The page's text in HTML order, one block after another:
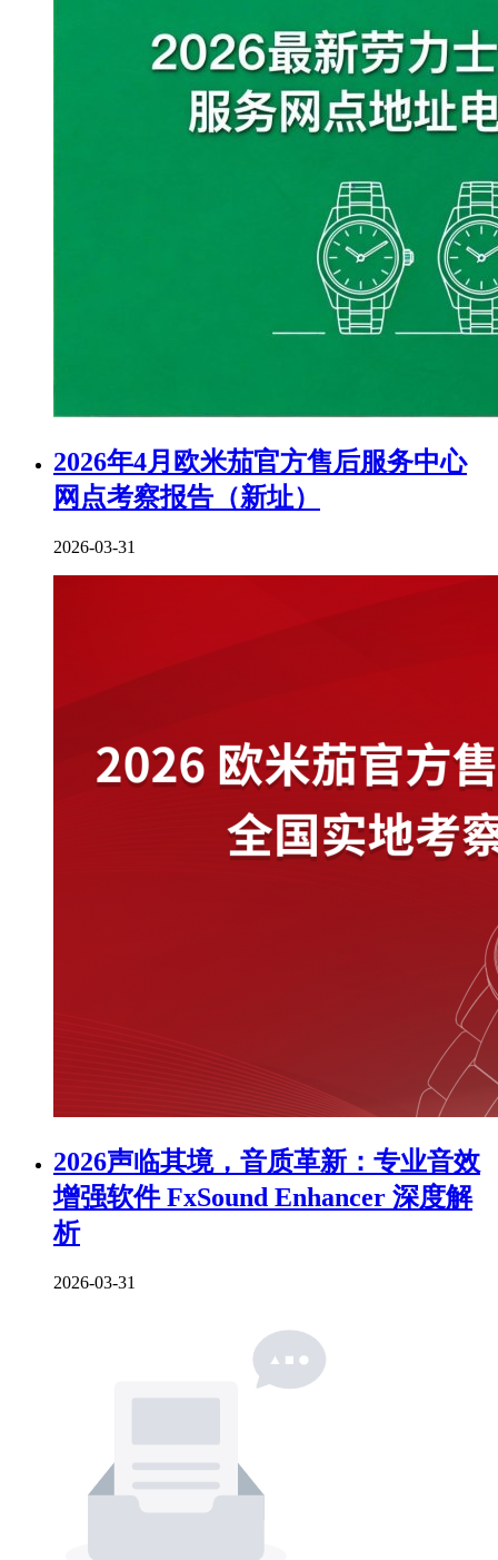
2026年4月欧米茄官方售后服务中心
网点考察报告（新址）
2026-03-31
2026声临其境，音质革新：专业音效
增强软件 FxSound Enhancer 深度解
析
2026-03-31